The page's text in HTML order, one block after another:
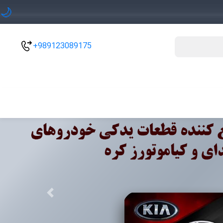
🌙
+989123089175
Previous